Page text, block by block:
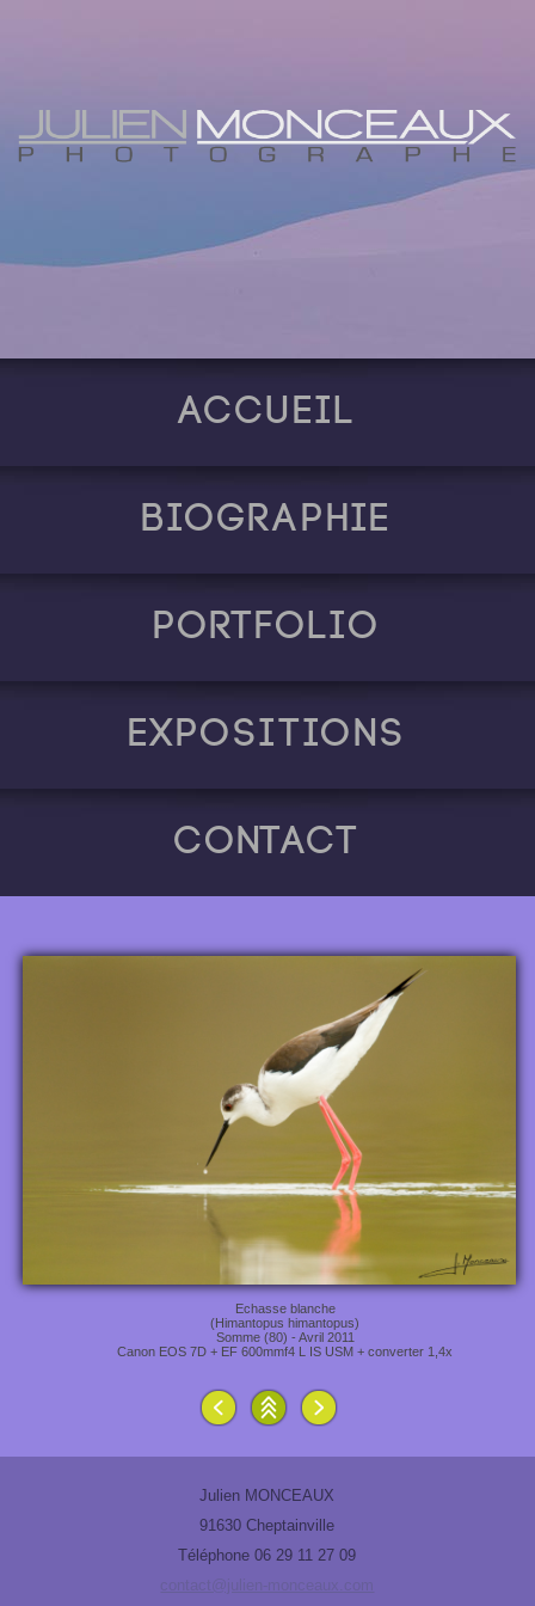
Accueil
Biographie
Portfolio
Expositions
Contact
Echasse blanche
(Himantopus himantopus)
Somme (80) - Avril 2011
Canon EOS 7D + EF 600mmf4 L IS USM + converter 1,4x
Julien MONCEAUX
91630 Cheptainville
Téléphone 06 29 11 27 09
contact@julien-monceaux.com